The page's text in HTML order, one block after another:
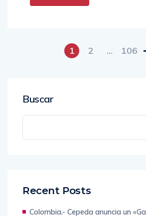
1 2 … 106
Buscar
Recent Posts
Colombia.- Cepeda anuncia un